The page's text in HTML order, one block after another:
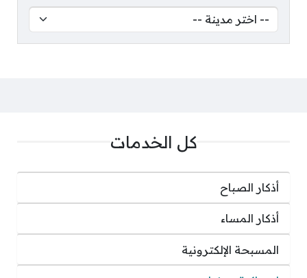
كل الخدمات
أذكار الصباح
أذكار المساء
المسبحة الإلكترونية